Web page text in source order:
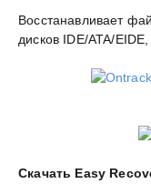
Восстанавливает
дисков IDE/ATA/
Скачать Easy